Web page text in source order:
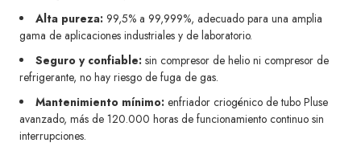
Alta pureza: 99,5% a 99,999%, adecuado para una amplia
gama de aplicaciones industriales y de laboratorio.
Seguro y confiable: sin compresor de helio ni compresor de
refrigerante, no hay riesgo de fuga de gas.
Mantenimiento mínimo: enfriador criogénico de tubo Pluse
avanzado, más de 120.000 horas de funcionamiento continuo sin
interrupciones.